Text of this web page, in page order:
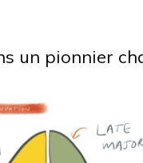
un pionnier